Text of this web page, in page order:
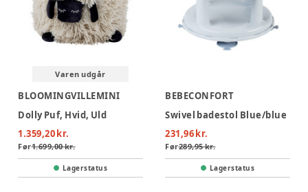
Varen udgår
BLOOMINGVILLEMINI
Dolly Puf, Hvid, Uld
1.359,20 kr.
Før1.699,00 kr.
Lagerstatus
BEBECONFORT
Swivel badestol Blue/blue
231,96 kr.
Før289,95 kr.
Lagerstatus